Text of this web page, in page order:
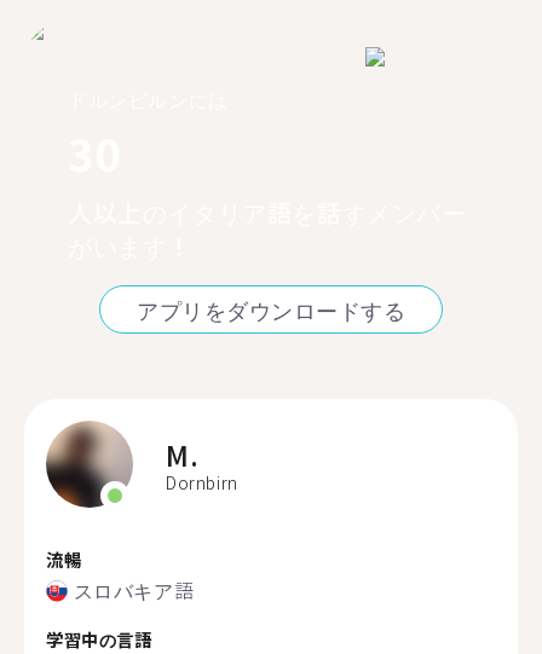
アプリをダウンロードする
M.
Dornbirn
流暢
スロバキア語
学習中の言語